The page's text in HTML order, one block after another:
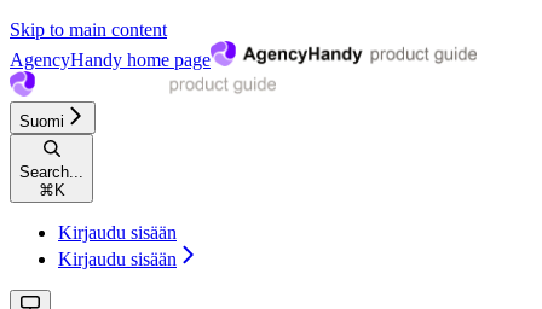
Skip to main content
AgencyHandy home page
Suomi
Search...
⌘ K
Kirjaudu sisään
Kirjaudu sisään